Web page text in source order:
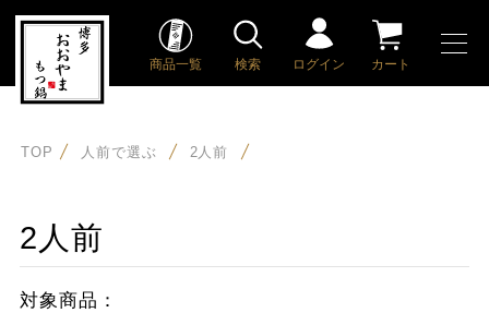
商品一覧 検索 ログイン カート
TOP 人前で選ぶ 2人前
2人前
対象商品：